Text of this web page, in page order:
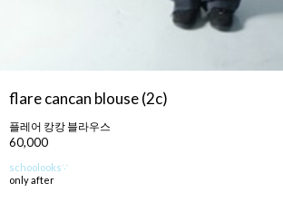
flare cancan blouse (2c)
플레어 캉캉 블라우스
60,000
schoolooks∵
only after